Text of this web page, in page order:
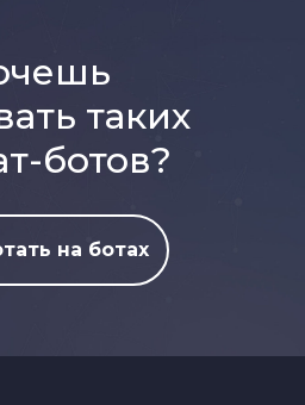
таких
ботов?
на ботах